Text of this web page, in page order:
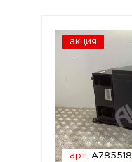
акция
арт. A785518